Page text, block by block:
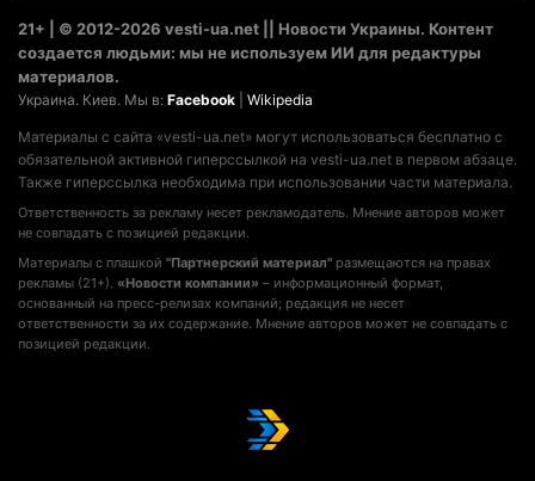
21+ | © 2012-2026 vesti-ua.net || Новости Украины. Контент
создается людьми: мы не используем ИИ для редактуры
материалов.
Украина. Киев. Мы в: Facebook Wikipedia
Материалы с сайта «vesti-ua.net» могут использоваться бесплатно с
обязательной активной гиперссылкой на vesti-ua.net в первом абзаце.
Также гиперссылка необходима при использовании части материала.
Ответственность за рекламу несет рекламодатель. Мнение авторов может
не совпадать с позицией редакции.
Материалы с плашкой "Партнерский материал" размещаются на правах
рекламы (21+). «Новости компании» – информационный формат,
основанный на пресс-релизах компаний; редакция не несет
ответственности за их содержание. Мнение авторов может не совпадать с
позицией редакции.